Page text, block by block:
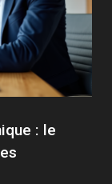
: le